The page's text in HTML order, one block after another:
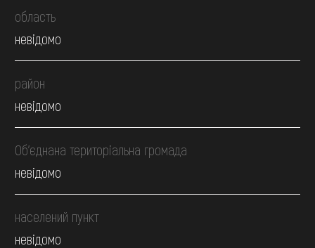
область
невідомо
район
невідомо
Об’єднана територіальна громада
невідомо
населений пункт
невідомо